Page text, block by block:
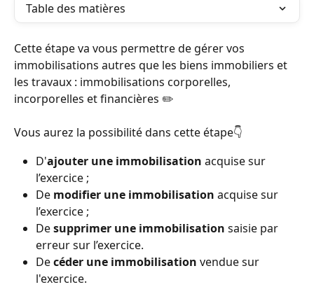
Table des matières
Cette étape va vous permettre de gérer vos
immobilisations autres que les biens immobiliers et
les travaux : immobilisations corporelles,
incorporelles et financières ✏️
Vous aurez la possibilité dans cette étape👇
D'ajouter une immobilisation acquise sur
l’exercice ;
De modifier une immobilisation acquise sur
l’exercice ;
De supprimer une immobilisation saisie par
erreur sur l’exercice.
De céder une immobilisation vendue sur
l'exercice.